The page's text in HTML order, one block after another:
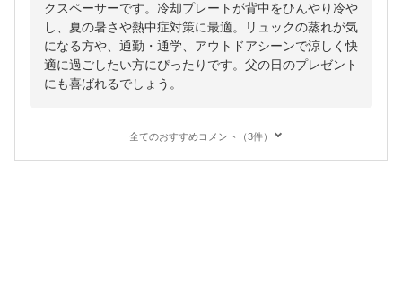
クスペーサーです。冷却プレートが背中をひんやり冷や
し、夏の暑さや熱中症対策に最適。リュックの蒸れが気
になる方や、通勤・通学、アウトドアシーンで涼しく快
適に過ごしたい方にぴったりです。父の日のプレゼント
にも喜ばれるでしょう。
全てのおすすめコメント（3件）